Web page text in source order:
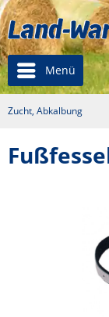
Menü
Zucht, Abkalbung